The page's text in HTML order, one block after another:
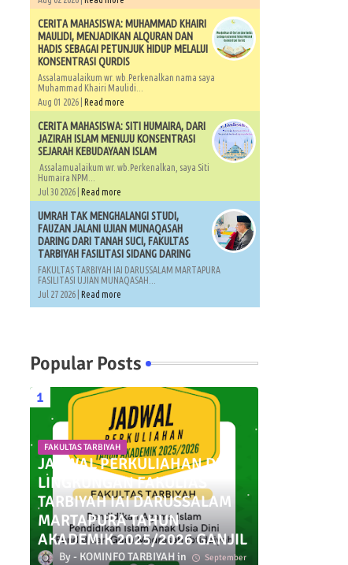
CERITA MAHASISWA: MUHAMMAD KHAIRI
MAULIDI, MENJADIKAN ALQURAN DAN
HADIS SEBAGAI PETUNJUK HIDUP MELALUI
KONSENTRASI QURDIS
Assalamualaikum wr. wb.Perkenalkan nama saya
Muhammad Khairi Maulidi...
Aug 01 2026 | Read more
CERITA MAHASISWA: SITI HUMAIRA, DARI
JAZIRAH ISLAM MENUJU KONSENTRASI
SEJARAH KEBUDAYAAN ISLAM
Assalamualaikum wr. wb.Perkenalkan, saya Siti
Humaira NPM...
Jul 30 2026 | Read more
UMRAH TAK MENGHALANGI STUDI,
FAUZAN JALANI UJIAN MUNAQASAH
DARING DARI TANAH SUCI, FAKULTAS
TARBIYAH FASILITASI SIDANG DARING
FAKULTAS TARBIYAH IAI DARUSSALAM MARTAPURA
FASILITASI UJIAN MUNAQASAH...
Jul 27 2026 | Read more
Popular Posts
FAKULTAS TARBIYAH
JADWAL PERKULIAHAN DI
LINGKUNGAN FAKULTAS
TARBIYAH IAI DARUSSALAM
MARTAPURA TAHUN
AKADEMIK 2025/2026 GANJIL
KOMINFO TARBIYAH
September